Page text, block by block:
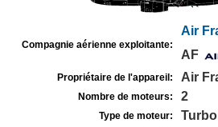
Compagnie aérienne exploitante:
Air
AF
Propriétaire de l'appareil: Air
Nombre de moteurs: 2
Type de moteur: